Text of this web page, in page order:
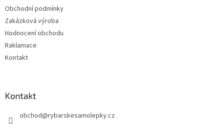
Obchodní podmínky
Zakázková výroba
Hodnocení obchodu
Raklamace
Kontakt
Kontakt
obchod@rybarskesamolepky.cz